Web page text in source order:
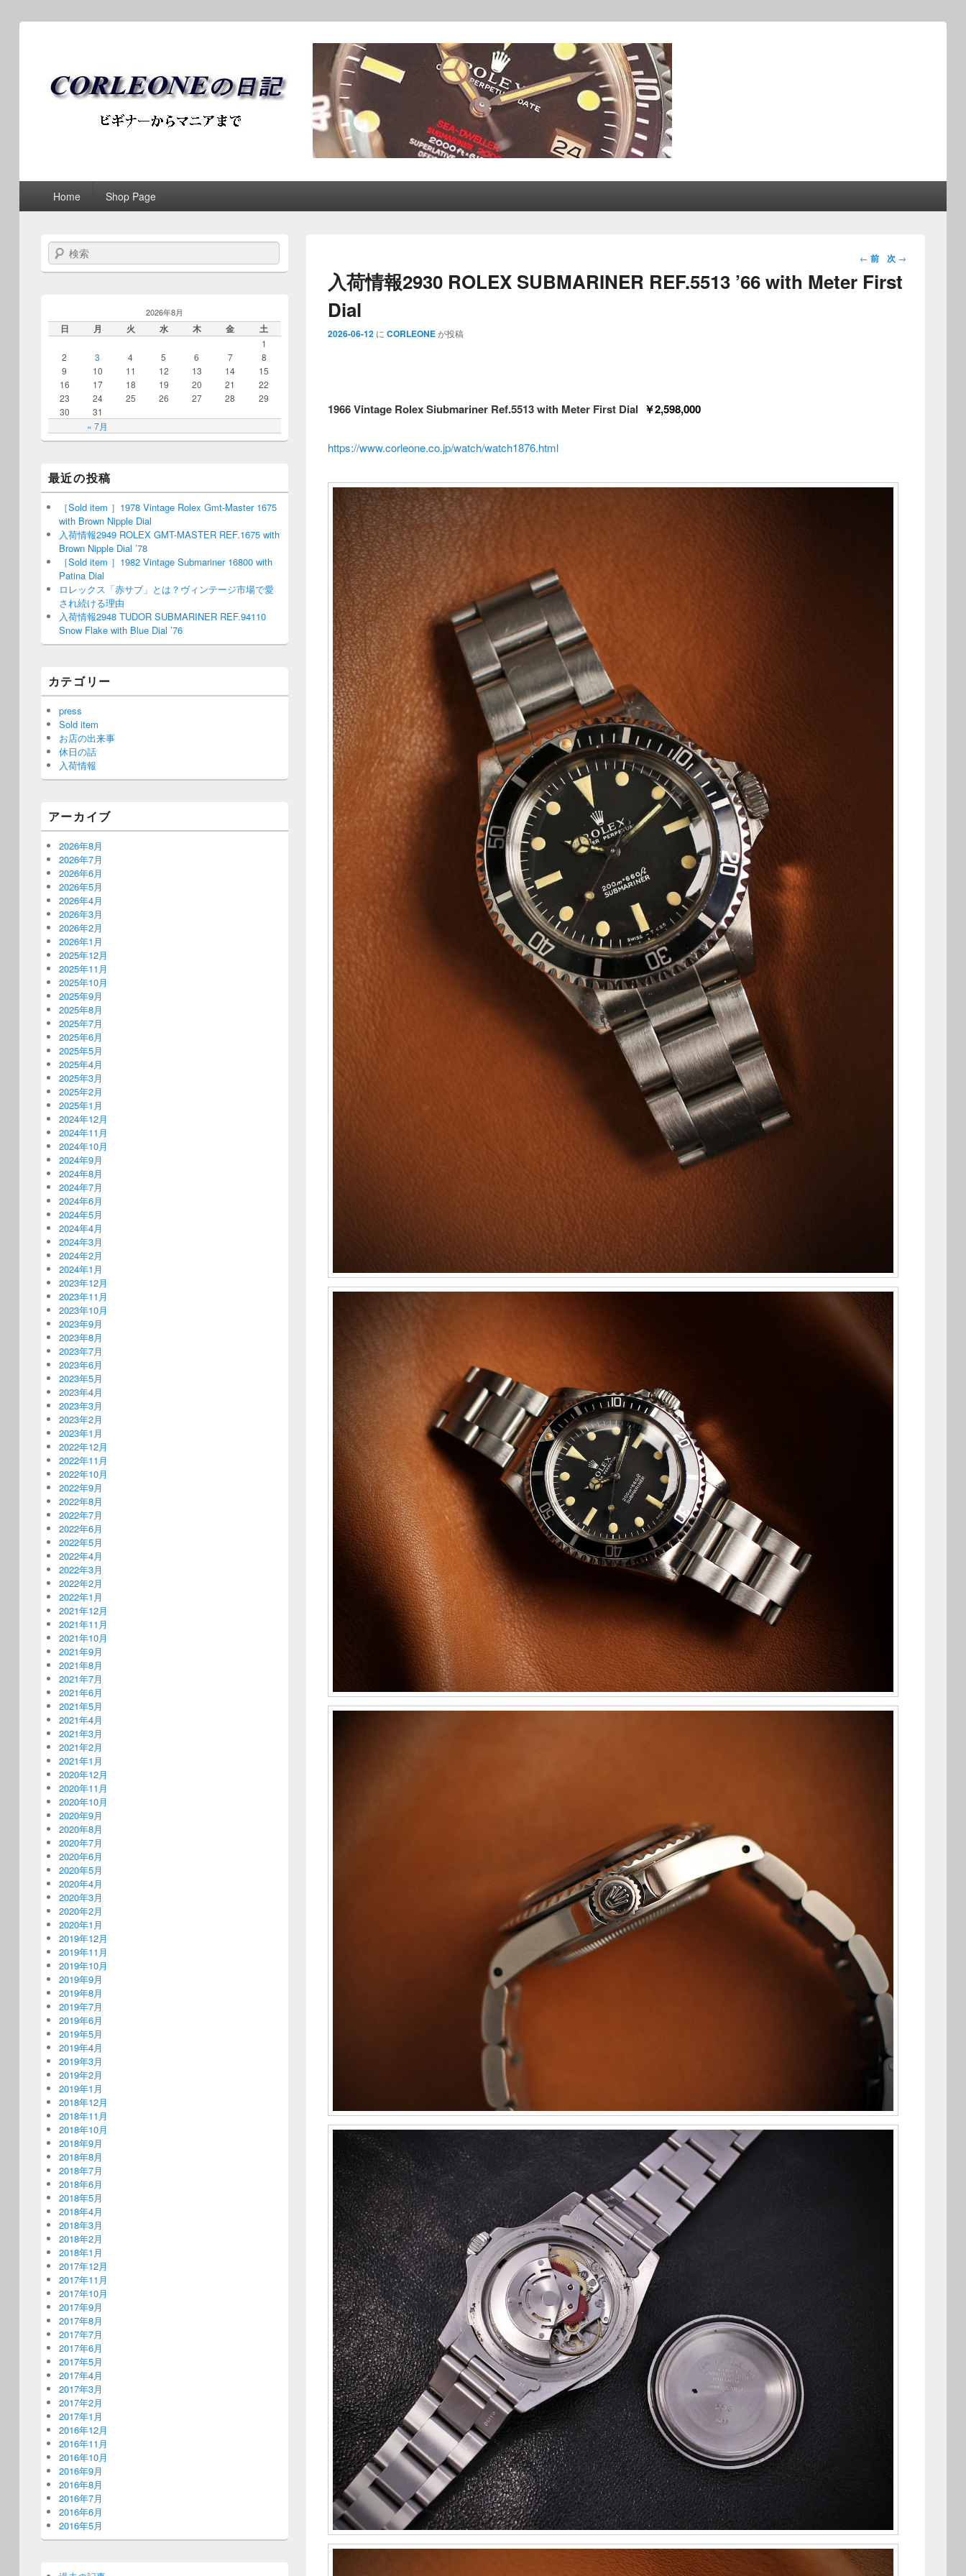
ブログ / アンティークロレックス│CORLEONE
第1メニュー第1メニューのコンテンツまでスキップ
第2メニューのコンテンツまでスキップ
Home Shop Page
投稿ナビ
ゲーショ
ン
← 前 次 →
入荷情報2930 ROLEX SUBMARINER REF.5513 ’66 with Meter First
Dial
2026-06-12 に CORLEONEが投稿
1966 Vintage Rolex Siubmariner Ref.5513 with Meter First Dial ￥2,598,000
https://www.corleone.co.jp/watch/watch1876.html
検索
2026年8月
日 月 火 水 木 金 土
« 7月
1
2
3 4 5 6 7
8
9
10 11 12 13 14
15
16
17 18 19 20 21
22
23
24 25 26 27 28
29
30
31
最近の投稿
［Sold item ］1978 Vintage Rolex Gmt-Master 1675
with Brown Nipple Dial
入荷情報2949 ROLEX GMT-MASTER REF.1675 with
Brown Nipple Dial ’78
［Sold item ］1982 Vintage Submariner 16800 with
Patina Dial
ロレックス「赤サブ」とは？ヴィンテージ市場で愛
され続ける理由
入荷情報2948 TUDOR SUBMARINER REF.94110
Snow Flake with Blue Dial ’76
カテゴリー
press
Sold item
お店の出来事
休日の話
入荷情報
アーカイブ
2026年8月
2026年7月
2026年6月
2026年5月
2026年4月
2026年3月
2026年2月
2026年1月
2025年12月
2025年11月
2025年10月
2025年9月
2025年8月
2025年7月
2025年6月
2025年5月
2025年4月
2025年3月
2025年2月
2025年1月
2024年12月
2024年11月
2024年10月
2024年9月
2024年8月
2024年7月
2024年6月
2024年5月
2024年4月
2024年3月
2024年2月
2024年1月
2023年12月
2023年11月
2023年10月
2023年9月
2023年8月
2023年7月
2023年6月
2023年5月
2023年4月
2023年3月
2023年2月
2023年1月
2022年12月
2022年11月
2022年10月
2022年9月
2022年8月
2022年7月
2022年6月
2022年5月
2022年4月
2022年3月
2022年2月
2022年1月
2021年12月
2021年11月
2021年10月
2021年9月
2021年8月
2021年7月
2021年6月
2021年5月
2021年4月
2021年3月
2021年2月
2021年1月
2020年12月
2020年11月
2020年10月
2020年9月
2020年8月
2020年7月
2020年6月
2020年5月
2020年4月
2020年3月
2020年2月
2020年1月
2019年12月
2019年11月
2019年10月
2019年9月
2019年8月
2019年7月
2019年6月
2019年5月
2019年4月
2019年3月
2019年2月
2019年1月
2018年12月
2018年11月
2018年10月
2018年9月
2018年8月
2018年7月
2018年6月
2018年5月
2018年4月
2018年3月
2018年2月
2018年1月
2017年12月
2017年11月
2017年10月
2017年9月
2017年8月
2017年7月
2017年6月
2017年5月
2017年4月
2017年3月
2017年2月
2017年1月
2016年12月
2016年11月
2016年10月
2016年9月
2016年8月
2016年7月
2016年6月
2016年5月